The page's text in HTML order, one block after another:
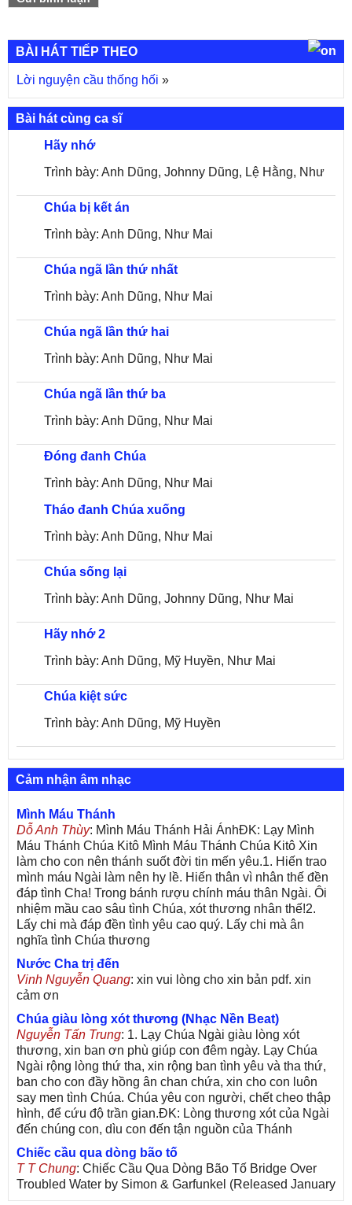
BÀI HÁT TIẾP THEO
Lời nguyện cầu thống hối »
Bài hát cùng ca sĩ
Hãy nhớ
Trình bày: Anh Dũng, Johnny Dũng, Lệ Hằng, Như
Mai
Chúa bị kết án
Trình bày: Anh Dũng, Như Mai
Chúa ngã lần thứ nhất
Trình bày: Anh Dũng, Như Mai
Chúa ngã lần thứ hai
Trình bày: Anh Dũng, Như Mai
Chúa ngã lần thứ ba
Trình bày: Anh Dũng, Như Mai
Đóng đanh Chúa
Trình bày: Anh Dũng, Như Mai
Tháo đanh Chúa xuống
Trình bày: Anh Dũng, Như Mai
Chúa sống lại
Trình bày: Anh Dũng, Johnny Dũng, Như Mai
Hãy nhớ 2
Trình bày: Anh Dũng, Mỹ Huyền, Như Mai
Chúa kiệt sức
Trình bày: Anh Dũng, Mỹ Huyền
Cảm nhận âm nhạc
Mình Máu Thánh
Dỗ Anh Thùy: Mình Máu Thánh Hải ÁnhĐK: Lạy Mình
Máu Thánh Chúa Kitô Mình Máu Thánh Chúa Kitô Xin
làm cho con nên thánh suốt đời tin mến yêu.1. Hiến trao
mình máu Ngài làm nên hy lề. Hiến thân vì nhân thế đền
đáp tình Cha! Trong bánh rượu chính máu thân Ngài. Ôi
nhiệm mầu cao sâu tình Chúa, xót thương nhân thế!2.
Lấy chi mà đáp đền tình yêu cao quý. Lấy chi mà ân
nghĩa tình Chúa thương
Nước Cha trị đến
Vinh Nguyễn Quang: xin vui lòng cho xin bản pdf. xin
cảm ơn
Chúa giàu lòng xót thương (Nhạc Nền Beat)
Nguyễn Tấn Trung: 1. Lạy Chúa Ngài giàu lòng xót
thương, xin ban ơn phù giúp con đêm ngày. Lạy Chúa
Ngài rộng lòng thứ tha, xin rộng ban tình yêu và tha thứ,
ban cho con đầy hồng ân chan chứa, xin cho con luôn
say men tình Chúa. Chúa yêu con người, chết cheo thập
hình, để cứu độ trần gian.ĐK: Lòng thương xót của Ngài
đến chúng con, dìu con đến tận nguồn của Thánh
Chiếc cầu qua dòng bão tố
T T Chung: Chiếc Cầu Qua Dòng Bão Tố Bridge Over
Troubled Water by Simon & Garfunkel (Released January
26, 1970) Lời Việt: Nhạc Sĩ Vũ Đức Nghiêm Trình Bày: